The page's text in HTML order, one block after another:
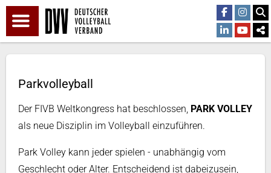
Parkvolleyball
Der FIVB Weltkongress hat beschlossen, PARK VOLLEY
als neue Disziplin im Volleyball einzuführen.
Park Volley kann jeder spielen - unabhängig vom
Geschlecht oder Alter. Entscheidend ist dabeizusein,